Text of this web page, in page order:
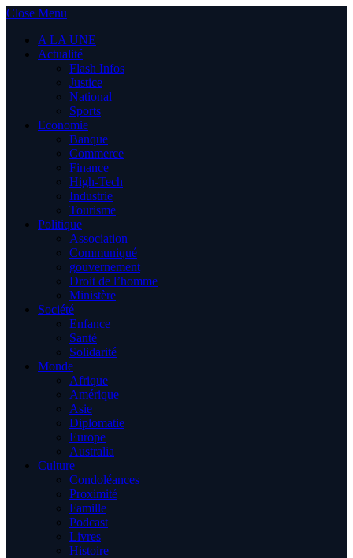
Close Menu
A LA UNE
Actualité
Flash Infos
Justice
National
Sports
Economie
Banque
Commerce
Finance
High-Tech
Industrie
Tourisme
Politique
Association
Communiqué
gouvernement
Droit de l’homme
Ministère
Société
Enfance
Santé
Solidarité
Monde
Afrique
Amérique
Asie
Diplomatie
Europe
Australia
Culture
Condoléances
Proximité
Famille
Podcast
Livres
Histoire